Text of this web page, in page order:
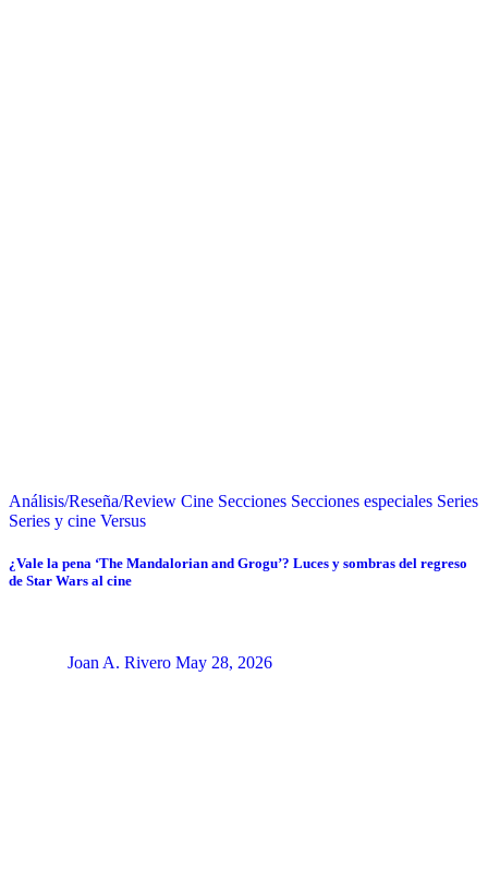
Análisis/Reseña/Review Cine Secciones Secciones especiales Series
Series y cine Versus
¿Vale la pena ‘The Mandalorian and Grogu’? Luces y sombras del regreso
de Star Wars al cine
Joan A. Rivero May 28, 2026